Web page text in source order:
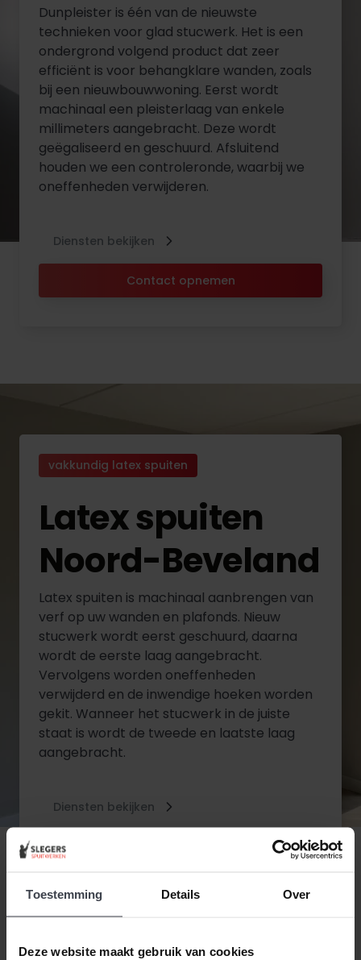
Toestemming Details Over
Deze website maakt gebruik van cookies
Dunpleister is één van de nieuwste
technieken voor glad stucwerk. Het is een
ondergrond volgend product dat zeer
efficiënt is voor behangklare wanden, zoals
bij een nieuwbouwwoning. Eerst wordt
machinaal een pleisterlaag van enkele
millimeters aangebracht. Deze wordt
geëgaliseerd en geschuurd. Afsluitend
houden we een controleronde, waarbij we
oneffenheden verwijderen.
Contact opnemen
Diensten bekijken
vakkundig latex spuiten
Latex spuiten
Noord-Beveland
Latex spuiten is machinaal aanbrengen van
verf op uw wanden en plafonds. Nieuw
stucwerk wordt eerst geschuurd, daarna
wordt de eerste laag aangebracht.
Vervolgens worden oneffenheden
verwijderd en de inwendige hoeken worden
gekit. Wanneer het stucwerk in de juiste
staat is wordt de tweede en laatste laag
aangebracht.
Diensten bekijken